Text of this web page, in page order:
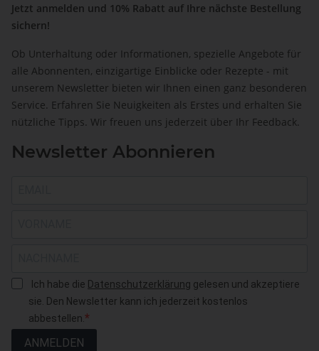
Jetzt anmelden und 10% Rabatt auf Ihre nächste Bestellung
sichern!
Ob Unterhaltung oder Informationen, spezielle Angebote für
alle Abonnenten, einzigartige Einblicke oder Rezepte - mit
unserem Newsletter bieten wir Ihnen einen ganz besonderen
Service. Erfahren Sie Neuigkeiten als Erstes und erhalten Sie
nützliche Tipps. Wir freuen uns jederzeit über Ihr Feedback.
Newsletter Abonnieren
Ich habe die Datenschutzerklärung gelesen und akzeptiere
sie. Den Newsletter kann ich jederzeit kostenlos
abbestellen.
ANMELDEN